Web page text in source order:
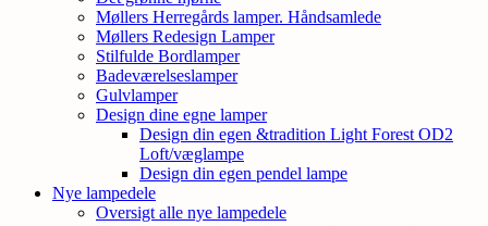
Møllers Herregårds lamper. Håndsamlede
Møllers Redesign Lamper
Stilfulde Bordlamper
Badeværelseslamper
Gulvlamper
Design dine egne lamper
Design din egen &tradition Light Forest OD2
Loft/væglampe
Design din egen pendel lampe
Nye lampedele
Oversigt alle nye lampedele